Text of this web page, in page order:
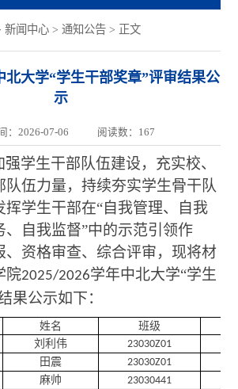
新闻中心 > 通知公告 > 正文
北大学“学生干部奖章”评审结果公
示
：2026-07-06 阅读数： 167
学生干部队伍建设，充实校、
队伍力量，持续夯实学生骨干队
挥学生干部在“自我管理、自我
、自我监督”中的示范引领作
、资格审查、综合评审，现将材
院2025/2026学年中北大学“学生
果公示如下：
姓名 班级
刘利伟 23030Z01
田震 23030Z01
麻帅 23030441